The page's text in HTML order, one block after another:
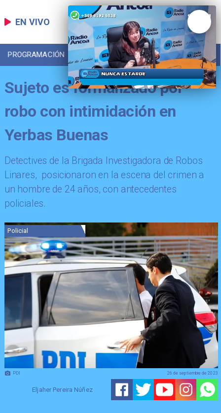
EN VIVO
PROGRAMACIÓN LOCAL DEPORTES
Sujeto es formalizado por
robo con intimidación en
Yerbas Buenas
Detectives de la Brigada Investigadora de Robos
Linares, posicionaron en la escena del crimen a
un hombre de 24 años, con antecedentes
policiales.
PDI
Policial
Eljaher Pereira Núñez
26 de septiembre de 2023